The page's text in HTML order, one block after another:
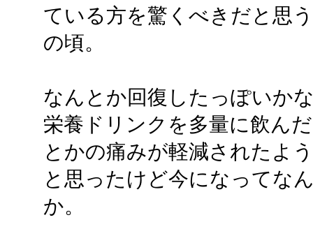
ている方を驚くべきだと思
の頃。
なんとか回復したっぽいか
栄養ドリンクを多量に飲ん
とかの痛みが軽減されたよ
と思ったけど今になってな
か。